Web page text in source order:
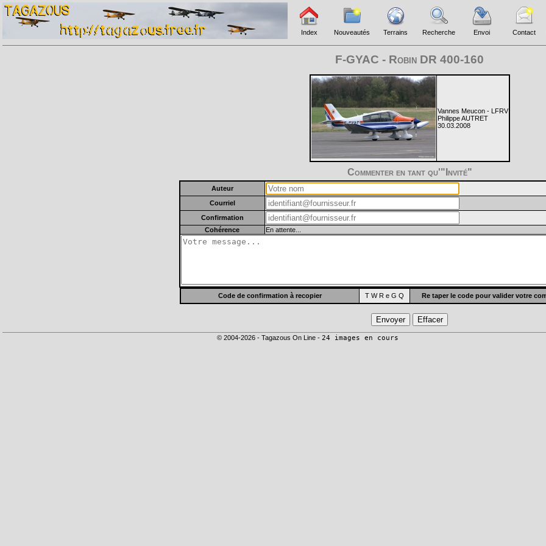
Index Nouveautés Terrains Recherche Envoi Contact
F-GYAC - Robin DR 400-160
Vannes Meucon - LFRV
Philippe AUTRET
30.03.2008
Commenter en tant qu'"Invité"
Auteur
Courriel
Confirmation
Cohérence
En attente...
Code de confirmation à recopier T W R e G Q Re taper le code pour valider votre
© 2004-2026 - Tagazous On Line - 24 images en cours